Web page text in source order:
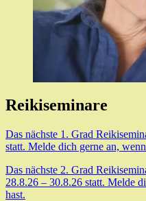
Reikiseminare
Das nächste 1. Grad
statt. Melde dich gerne an,
Das nächste 2. Grad
28.8.26 – 30.8.26 statt. Melde
hast.